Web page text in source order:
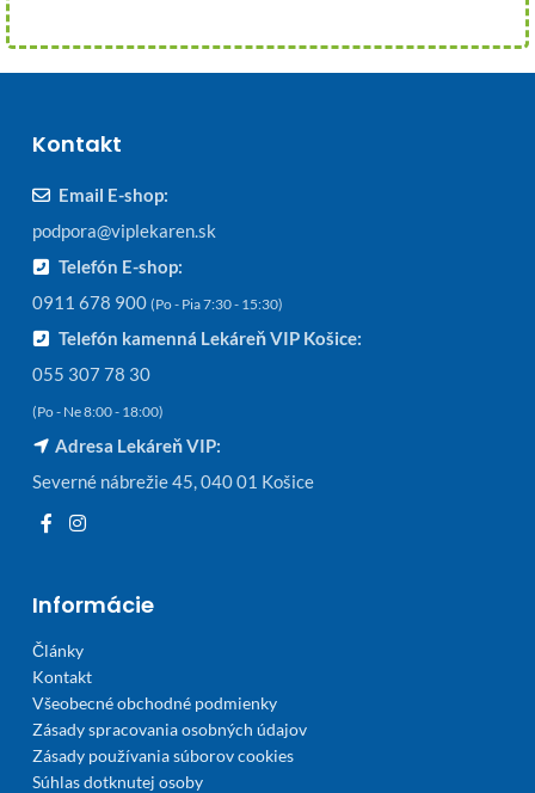
Kontakt
Email E-shop:
podpora@viplekaren.sk
Telefón E-shop:
0911 678 900 (Po - Pia 7:30 - 15:30)
Telefón kamenná Lekáreň VIP Košice:
055 307 78 30
(Po - Ne 8:00 - 18:00)
Adresa Lekáreň VIP:
Severné nábrežie 45, 040 01 Košice
Informácie
Články
Kontakt
Všeobecné obchodné podmienky
Zásady spracovania osobných údajov
Zásady používania súborov cookies
Súhlas dotknutej osoby